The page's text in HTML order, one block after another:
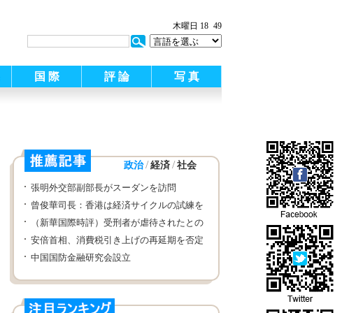
木曜日 18 49
国 際 評 論 写 真
政治 / 経済 / 社会
張明外交部副部長がスーダンを訪問
曾俊華司長：香港は経済サイクルの試練を
克服する能力と経験がある
（新華国際時評）受刑者が虐待されたとの
報告書が公開されないのは「人権衛士」の
道理に背き、心が穏やかではないため
安倍首相、消費税引き上げの再延期を否定
中国国防金融研究会設立